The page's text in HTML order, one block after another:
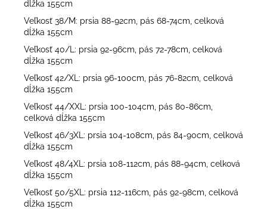
dĺžka 155cm
Veľkosť 38/M: prsia 88-92cm, pás 68-74cm, celková
dĺžka 155cm
Veľkosť 40/L: prsia 92-96cm, pás 72-78cm, celková
dĺžka 155cm
Veľkosť 42/XL: prsia 96-100cm, pás 76-82cm, celková
dĺžka 155cm
Veľkosť 44/XXL: prsia 100-104cm, pás 80-86cm,
celková dĺžka 155cm
Veľkosť 46/3XL: prsia 104-108cm, pás 84-90cm, celková
dĺžka 155cm
Veľkosť 48/4XL: prsia 108-112cm, pás 88-94cm, celková
dĺžka 155cm
Veľkosť 50/5XL: prsia 112-116cm, pás 92-98cm, celková
dĺžka 155cm